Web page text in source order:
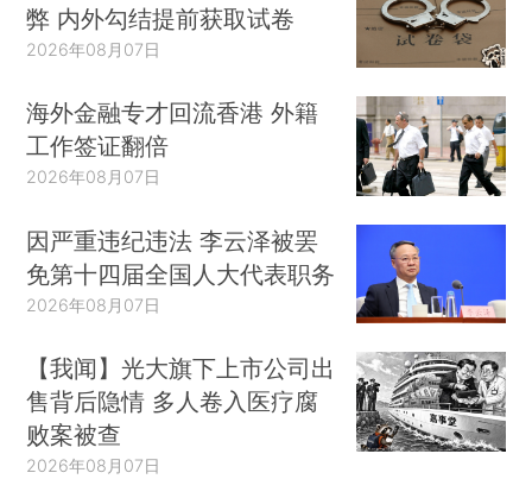
弊 内外勾结提前获取试卷
2026年08月07日
海外金融专才回流香港 外籍
工作签证翻倍
2026年08月07日
因严重违纪违法 李云泽被罢
免第十四届全国人大代表职务
2026年08月07日
【我闻】光大旗下上市公司出
售背后隐情 多人卷入医疗腐
败案被查
2026年08月07日